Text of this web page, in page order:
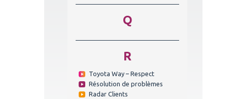
Q
R
Toyota Way – Respect
Résolution de problèmes
Radar Clients